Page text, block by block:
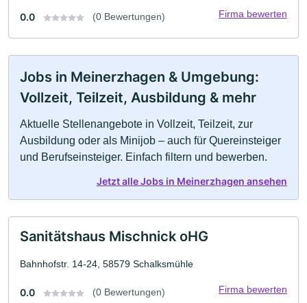
0.0 (0 Bewertungen) Firma bewerten
Jobs in Meinerzhagen & Umgebung:
Vollzeit, Teilzeit, Ausbildung & mehr
Aktuelle Stellenangebote in Vollzeit, Teilzeit, zur
Ausbildung oder als Minijob – auch für Quereinsteiger
und Berufseinsteiger. Einfach filtern und bewerben.
Jetzt alle Jobs in Meinerzhagen ansehen
Sanitätshaus Mischnick oHG
Bahnhofstr. 14-24, 58579 Schalksmühle
0.0 (0 Bewertungen) Firma bewerten